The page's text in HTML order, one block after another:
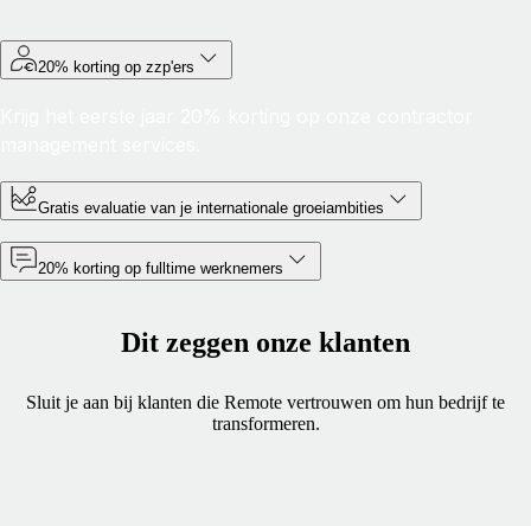
20% korting op zzp'ers
Gratis evaluatie van je internationale groeiambities
20% korting op fulltime werknemers
Dit zeggen onze klanten
Sluit je aan bij klanten die Remote vertrouwen om hun bedrijf te
transformeren.